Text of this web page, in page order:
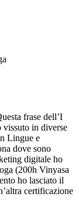
frase dell’I
vissuto in diverse
Lingue e
dove sono
digitale ho
(200h Vinyasa
ho lasciato il
certificazione